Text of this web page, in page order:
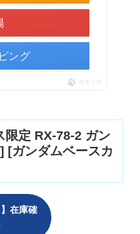
ング
ポチップ
限定 RX-78-2 ガン
[ガンダムベースカ
】在庫確